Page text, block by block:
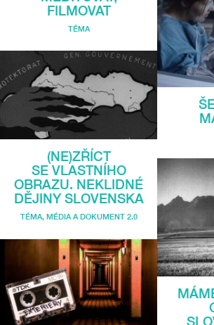
FILMOVAT
TÉMA
(NE)ZŘÍCT
SE VLASTNÍHO
OBRAZU. NEKLIDNÉ
DĚJINY SLOVENSKA
TÉMA, MÉDIA A DOKUMENT 2.0